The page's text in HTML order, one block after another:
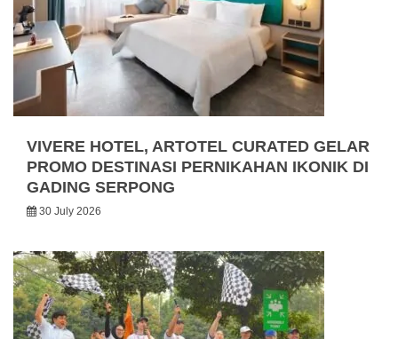
VIVERE HOTEL, ARTOTEL CURATED GELAR
PROMO DESTINASI PERNIKAHAN IKONIK DI
GADING SERPONG
30 July 2026